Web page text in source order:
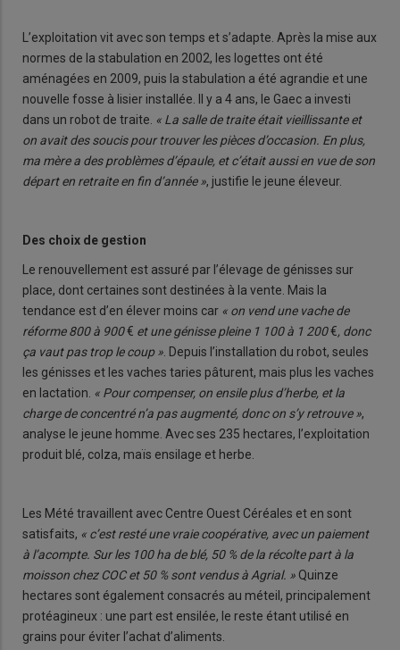
L’exploitation vit avec son temps et s’adapte. Après la mise aux
normes de la stabulation en 2002, les logettes ont été
aménagées en 2009, puis la stabulation a été agrandie et une
nouvelle fosse à lisier installée. Il y a 4 ans, le Gaec a investi
dans un robot de traite. « La salle de traite était vieillissante et
on avait des soucis pour trouver les pièces d’occasion. En plus,
ma mère a des problèmes d’épaule, et c’était aussi en vue de son
départ en retraite en fin d’année », justifie le jeune éleveur.
Des choix de gestion
Le renouvellement est assuré par l’élevage de génisses sur
place, dont certaines sont destinées à la vente. Mais la
tendance est d’en élever moins car « on vend une vache de
réforme 800 à 900€ et une génisse pleine 1 100 à 1 200€, donc
ça vaut pas trop le coup » . Depuis l’installation du robot, seules
les génisses et les vaches taries pâturent, mais plus les vaches
en lactation. « Pour compenser, on ensile plus d’herbe, et la
charge de concentré n’a pas augmenté, donc on s’y retrouve »,
analyse le jeune homme. Avec ses 235 hectares, l’exploitation
produit blé, colza, maïs ensilage et herbe.
Les Mété travaillent avec Centre Ouest Céréales et en sont
satisfaits, « c’est resté une vraie coopérative, avec un paiement
à l’acompte. Sur les 100 ha de blé, 50 % de la récolte part à la
moisson chez COC et 50 % sont vendus à Agrial. » Quinze
hectares sont également consacrés au méteil, principalement
protéagineux : une part est ensilée, le reste étant utilisé en
grains pour éviter l’achat d’aliments.